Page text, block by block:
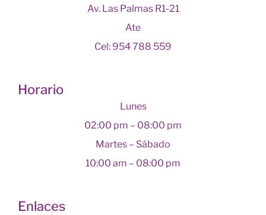
Av. Las Palmas R1-21
Ate
Cel: 954 788 559
Horario
Lunes
02:00 pm – 08:00 pm
Martes – Sábado
10:00 am – 08:00 pm
Enlaces